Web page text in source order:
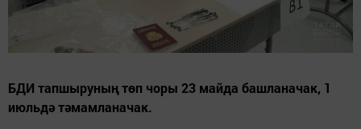
БДИ тапшыруның төп чоры 23 майда башланачак, 1
июльдә тәмамланачак.